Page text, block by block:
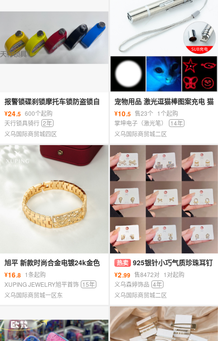
报警锁碟刹锁摩托车锁防盗锁自
行车锁碟刹电动车锁 摩托车锁锁
具
¥24.5 600个起购
天行锁具骑行 2年
义乌国际商贸城四区
宠物用品 激光逗猫棒图案充电 猫
咪玩具带紫光照明 厂家批发
¥10.5 售23个 1个起购
掌坤电子（激光笔）
14年
义乌国际商贸城二区
旭平 新款时尚合金电镀24k金色
雕刻镂空龙方牌男女霸气手链批
发
¥16.8 1条起购
XUPING JEWELRY旭平首饰 15年
义乌国际商贸城一区东
热卖 925银针小巧气质珍珠耳钉
女高级感爱心蝴蝶结耳环ins时尚
耳饰批发
¥2.99 售8472对 1对起购
义乌森婷饰品 4年
义乌国际商贸城二区